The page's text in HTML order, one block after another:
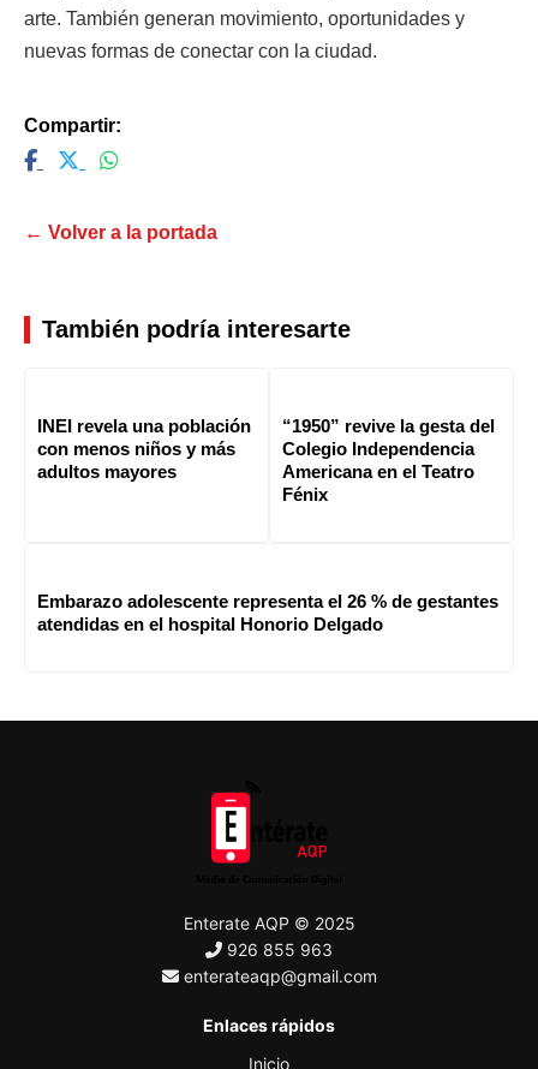
arte. También generan movimiento, oportunidades y
nuevas formas de conectar con la ciudad.
Compartir:
← Volver a la portada
También podría interesarte
INEI revela una población
con menos niños y más
adultos mayores
“1950” revive la gesta del
Colegio Independencia
Americana en el Teatro
Fénix
Embarazo adolescente representa el 26 % de gestantes
atendidas en el hospital Honorio Delgado
Enterate AQP © 2025
926 855 963
enterateaqp@gmail.com
Enlaces rápidos
Inicio